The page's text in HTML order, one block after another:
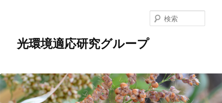
ツ
へ
光環境適応研究グループ
索